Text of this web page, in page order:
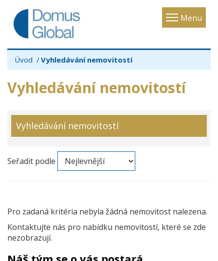
Menu
Toggle
Úvod Vyhledávání nemovitostí
Vyhledávání nemovitostí
Vyhledávání nemovitostí
Seřadit podle
Pro zadaná kritéria nebyla žádná nemovitost nalezena.
Kontaktujte nás pro nabídku nemovitostí, které se zde
nezobrazují.